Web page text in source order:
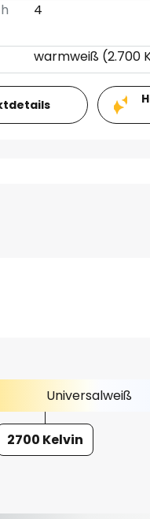
4
warmweiß (2.700
Universalweiß
2700 Kelvin